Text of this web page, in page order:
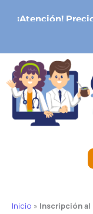
¡Atención!
Inicio » Inscripción al